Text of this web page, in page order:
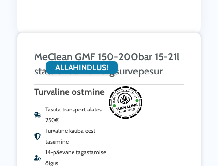
ALLAHINDLUS!
MeClean GMF 150-200bar 15-21l
statsionaarne kõrgsurvepesur
Turvaline ostmine
Tasuta transport alates
250€
Turvaline kauba eest
tasumine
14-päevane tagastamise
õigus